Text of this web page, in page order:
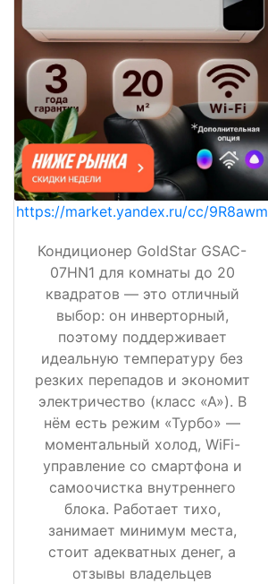
https://market.yandex.ru/cc/9R8awm
Кондиционер GoldStar GSAC-
07HN1 для комнаты до 20
квадратов — это отличный
выбор: он инверторный,
поэтому поддерживает
идеальную температуру без
резких перепадов и экономит
электричество (класс «А»). В
нём есть режим «Турбо» —
моментальный холод, WiFi-
управление со смартфона и
самоочистка внутреннего
блока. Работает тихо,
занимает минимум места,
стоит адекватных денег, а
отзывы владельцев